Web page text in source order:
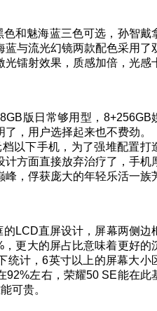
和魅海蓝三色可选，孙智戴
蓝与流光幻镜两款配色采用了
光镭射效果，质感加倍，光感
版日常够用型，8+256GB
，用户选择起来也不费劲。
以下手机，为了强堆配置打
计方面直接放弃治疗了，手机
峰，俘获庞大的年轻乐活一族
LCD直屏设计，屏幕两侧边
更大的屏占比意味着更好的
统计，6英寸以上的屏幕大小
92%左右，荣耀50 SE能在此
可贵。